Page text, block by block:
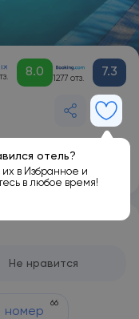
8.0 1277 отз. 7.3
отель?
их в Избранное и
в любое время!
Не нравится
номер
66